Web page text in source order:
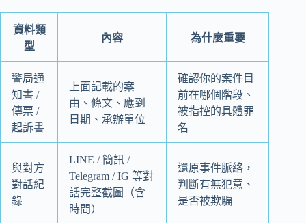
資料類
型
內容 為什麼重要
警局通
知書 /
傳票 /
起訴書
上面記載的案
由、條文、應到
日期、承辦單位
確認你的案件目
前在哪個階段、
被指控的具體罪
名
與對方
對話紀
錄
LINE / 簡訊 /
Telegram / IG 等對
話完整截圖（含
時間）
還原事件脈絡，
判斷有無犯意、
是否被欺騙